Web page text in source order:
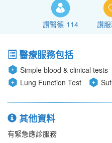
讚醫德 114 讚
醫療服務包括
Simple blood & clinical tests
Lung Function Test
其他資料
有緊急應診服務